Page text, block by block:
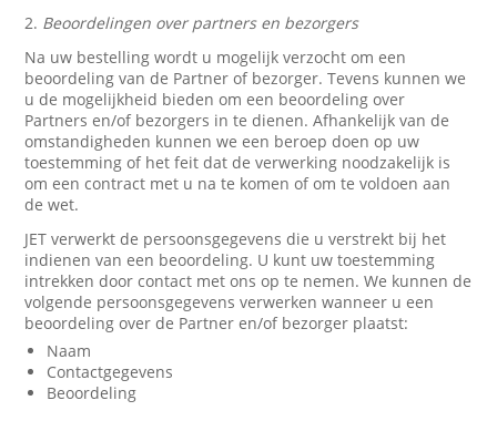
2. Beoordelingen over partners en bezorgers
Na uw bestelling wordt u mogelijk verzocht om een
beoordeling van de Partner of bezorger. Tevens kunnen we
u de mogelijkheid bieden om een beoordeling over
Partners en/of bezorgers in te dienen. Afhankelijk van de
omstandigheden kunnen we een beroep doen op uw
toestemming of het feit dat de verwerking noodzakelijk is
om een contract met u na te komen of om te voldoen aan
de wet.
JET verwerkt de persoonsgegevens die u verstrekt bij het
indienen van een beoordeling. U kunt uw toestemming
intrekken door contact met ons op te nemen. We kunnen de
volgende persoonsgegevens verwerken wanneer u een
beoordeling over de Partner en/of bezorger plaatst:
Naam
Contactgegevens
Beoordeling